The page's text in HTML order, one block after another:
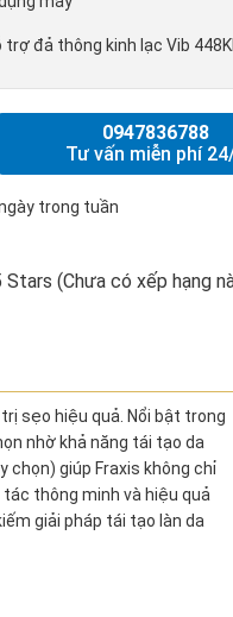
trợ đả thông kinh lạc Vib
0947836788
Tư vấn miễn phí
trong tuần
(Chưa có xếp hạng
sẹo hiệu quả. Nổi bật trong
nhờ khả năng tái tạo da
chọn) giúp Fraxis không chỉ
thông minh và hiệu quả
giải pháp tái tạo làn da